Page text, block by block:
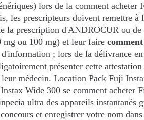
lors de la comment acheter
les prescripteurs doivent remettre à
la prescription d'ANDROCUR ou de
mg ou 100 mg) et leur faire
; lors de la délivrance
présenter cette
leur médecin. Location Pack Fuji
Wide 300 se comment acheter
ultra des appareils instantanés
et enregistrer votre nom